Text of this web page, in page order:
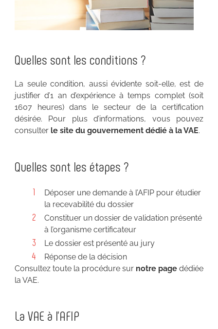
Quelles sont les conditions ?
La seule condition, aussi évidente soit-elle, est de
justifier d’1 an d’expérience à temps complet (soit
1607 heures) dans le secteur de la certification
désirée. Pour plus d’informations, vous pouvez
consulter le site du gouvernement dédié à la VAE.
Quelles sont les étapes ?
Déposer une demande à l’AFIP pour étudier
la recevabilité du dossier
Constituer un dossier de validation présenté
à l’organisme certificateur
Le dossier est présenté au jury
Réponse de la décision
Consultez toute la procédure sur notre page dédiée
la VAE.
La VAE à l’AFIP